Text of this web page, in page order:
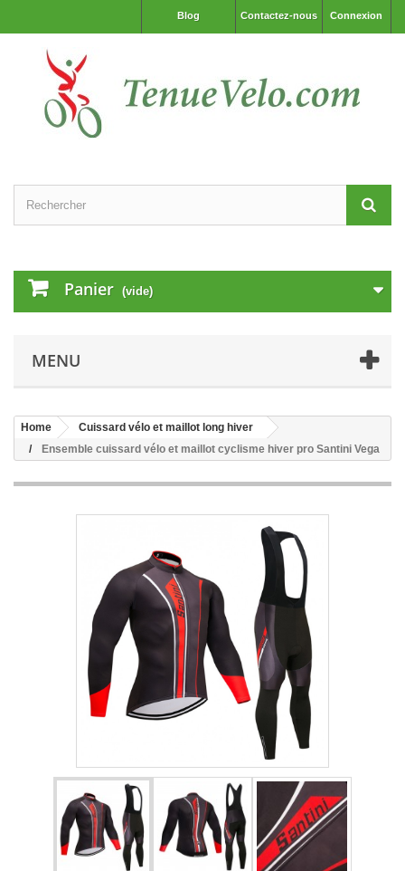
Connexion
Contactez-nous
Blog
Panier (vide)
MENU
Home
Cuissard vélo et maillot long hiver
Ensemble cuissard vélo et maillot cyclisme hiver pro Santini Vega